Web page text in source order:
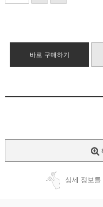
바로 구매하기
상세 정보